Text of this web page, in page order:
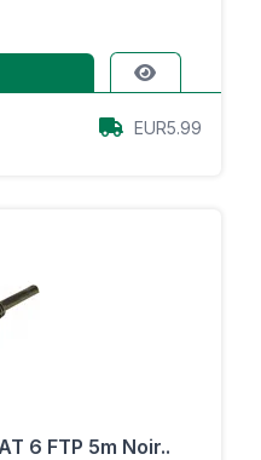
EUR5.99
6 FTP 5m Noir..